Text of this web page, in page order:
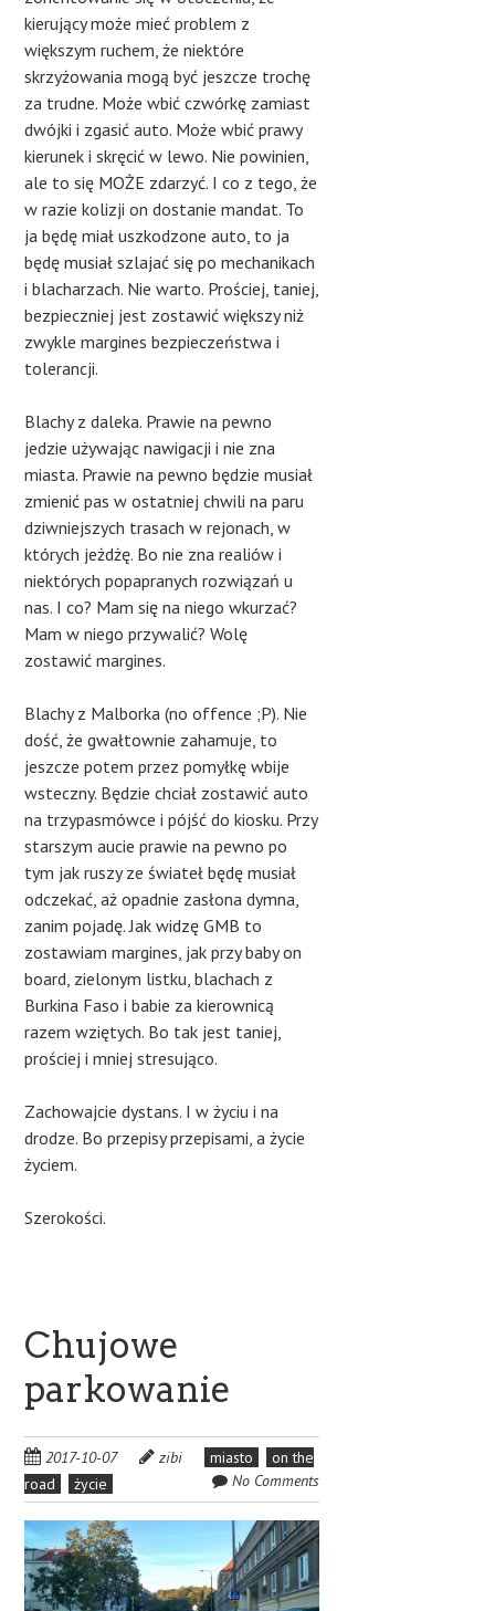
kierujący może mieć problem z
większym ruchem, że niektóre
skrzyżowania mogą być jeszcze trochę
za trudne. Może wbić czwórkę zamiast
dwójki i zgasić auto. Może wbić prawy
kierunek i skręcić w lewo. Nie powinien,
ale to się MOŻE zdarzyć. I co z tego, że
w razie kolizji on dostanie mandat. To
ja będę miał uszkodzone auto, to ja
będę musiał szlajać się po mechanikach
i blacharzach. Nie warto. Prościej, taniej,
bezpieczniej jest zostawić większy niż
zwykle margines bezpieczeństwa i
tolerancji.
Blachy z daleka. Prawie na pewno
jedzie używając nawigacji i nie zna
miasta. Prawie na pewno będzie musiał
zmienić pas w ostatniej chwili na paru
dziwniejszych trasach w rejonach, w
których jeżdżę. Bo nie zna realiów i
niektórych popapranych rozwiązań u
nas. I co? Mam się na niego wkurzać?
Mam w niego przywalić? Wolę
zostawić margines.
Blachy z Malborka (no offence ;P). Nie
dość, że gwałtownie zahamuje, to
jeszcze potem przez pomyłkę wbije
wsteczny. Będzie chciał zostawić auto
na trzypasmówce i pójść do kiosku. Przy
starszym aucie prawie na pewno po
tym jak ruszy ze świateł będę musiał
odczekać, aż opadnie zasłona dymna,
zanim pojadę. Jak widzę GMB to
zostawiam margines, jak przy baby on
board, zielonym listku, blachach z
Burkina Faso i babie za kierownicą
razem wziętych. Bo tak jest taniej,
prościej i mniej stresująco.
Zachowajcie dystans. I w życiu i na
drodze. Bo przepisy przepisami, a życie
życiem.
Szerokości.
Chujowe
parkowanie
2017-10-07 zibi miasto
on the
road
życie No Comments